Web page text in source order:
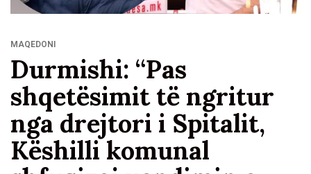
MAQEDONI
Durmishi: “Pas
shqetësimit të ngritur
nga drejtori i Spitalit,
Këshilli komunal